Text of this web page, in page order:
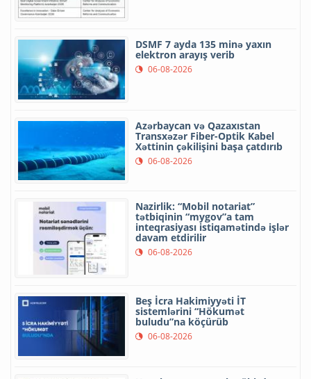
DSMF 7 ayda 135 minə yaxın
elektron arayış verib
06-08-2026
Azərbaycan və Qazaxıstan
Transxəzər Fiber-Optik Kabel
Xəttinin çəkilişini başa çatdırıb
06-08-2026
Nazirlik: “Mobil notariat”
tətbiqinin “mygov”a tam
inteqrasiyası istiqamətində işlər
davam etdirilir
06-08-2026
Beş İcra Hakimiyyəti İT
sistemlərini “Hökumət
buludu”na köçürüb
06-08-2026